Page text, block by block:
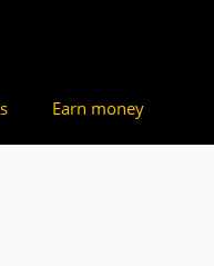
Earn money